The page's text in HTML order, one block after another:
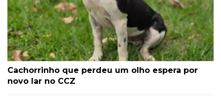
Cachorrinho que perdeu um olho espera por
novo lar no CCZ